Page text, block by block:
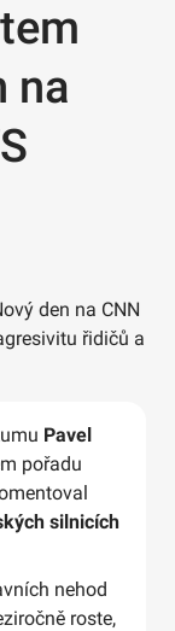
na
den na CNN
řidičů a
Pavel
pořadu
silnicích
nehod
roste,